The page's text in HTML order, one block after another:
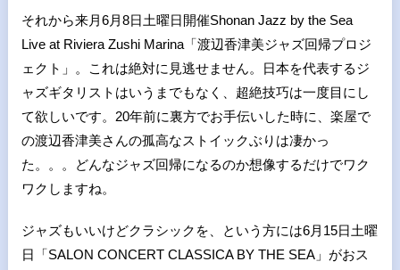
それから来月6月8日土曜日開催Shonan Jazz by the Sea
Live at Riviera Zushi Marina「渡辺香津美ジャズ回帰プロジ
ェクト」。これは絶対に見逃せません。日本を代表するジ
ャズギタリストはいうまでもなく、超絶技巧は一度目にし
て欲しいです。 20年前に裏方でお手伝いした時に、楽屋で
の渡辺香津美さんの孤高なストイックぶりは凄かっ
た。。。どんなジャズ回帰になるのか想像するだけでワク
ワクしますね。
ジャズもいいけどクラシックを、という方には6月 15日土曜
日「SALON CONCERT CLASSICA BY THE SEA」がおス